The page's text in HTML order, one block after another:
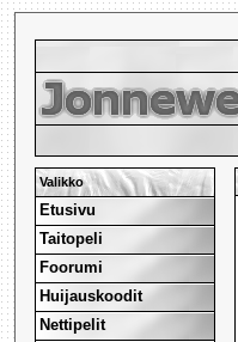
Valikko
Etusivu
Taitopeli
Foorumi
Huijauskoodit
Nettipelit